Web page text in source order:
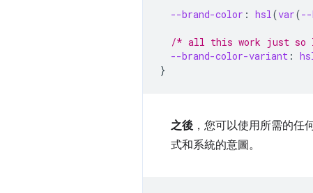
--brand-color : hsl(var(--
/* all this work just so
--brand-color-variant :
}
之後 ，您可以使用所需的
式和系統的意圖。